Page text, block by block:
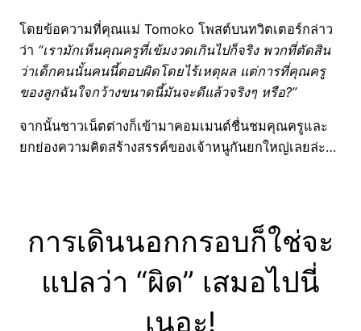
โดยข้อความที่คุณแม่ Tomoko โพสต์บนทวิตเตอร์กล่าว
ว่า “เรามักเห็นคุณครูที่เข้มงวดเกินไปก็จริง พวกที่ตัดสิน
ว่าเด็กคนนั้นคนนี้ตอบผิดโดยไร้เหตุผล แต่การที่คุณครู
ของลูกฉันใจกว้างขนาดนี้มันจะดีแล้วจริงๆ หรือ?”
จากนั้นชาวเน็ตต่างก็เข้ามาคอมเมนต์ชื่นชมคุณครูและ
ยกย่องความคิดสร้างสรรค์ของเจ้าหนูกันยกใหญ่เลยล่ะ…
การเดินนอกกรอบก็ใช่จะ
แปลว่า “ผิด” เสมอไปนี่
เนอะ!